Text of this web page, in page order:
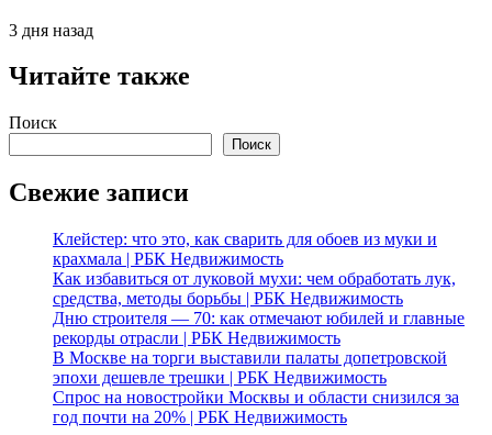
3 дня назад
Читайте также
Поиск
Поиск
Свежие записи
Клейстер: что это, как сварить для обоев из муки и
крахмала | РБК Недвижимость
Как избавиться от луковой мухи: чем обработать лук,
средства, методы борьбы | РБК Недвижимость
Дню строителя — 70: как отмечают юбилей и главные
рекорды отрасли | РБК Недвижимость
В Москве на торги выставили палаты допетровской
эпохи дешевле трешки | РБК Недвижимость
Спрос на новостройки Москвы и области снизился за
год почти на 20% | РБК Недвижимость